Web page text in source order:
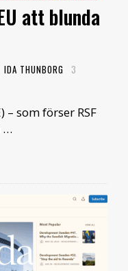
att blunda
IDA THUNBORG
3
som förser RSF
…